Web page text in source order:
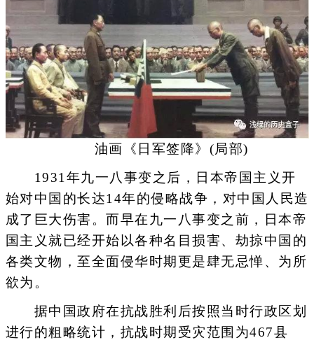
油画《日军签降》(局部)
1931年九一八事变之后，日本帝国主义开
始对中国的长达14年的侵略战争，对中国人民造
成了巨大伤害。而早在九一八事变之前，日本帝
国主义就已经开始以各种名目损害、劫掠中国的
各类文物，至全面侵华时期更是肆无忌惮、为所
欲为。
据中国政府在抗战胜利后按照当时行政区划
进行的粗略统计，抗战时期受灾范围为467县